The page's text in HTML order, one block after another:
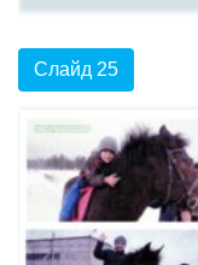
Слайд 25